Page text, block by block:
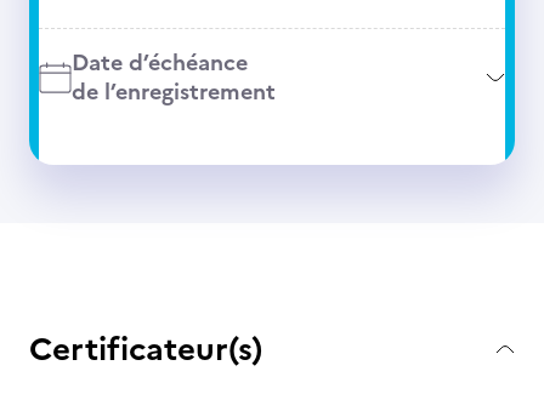
Date d’échéance
de l’enregistrement
Certificateur(s)